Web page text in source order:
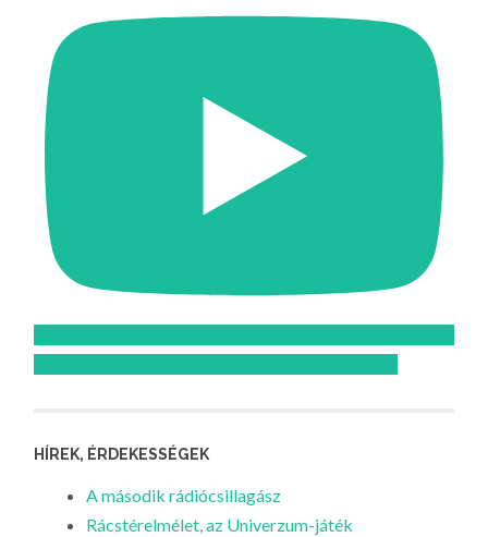
HÍREK, ÉRDEKESSÉGEK
A második rádiócsillagász
Rácstérelmélet, az Univerzum-játék